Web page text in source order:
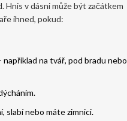
v dásni může být začátkem
ihned, pokud:
na tvář, pod bradu
slabí nebo máte zimnici.